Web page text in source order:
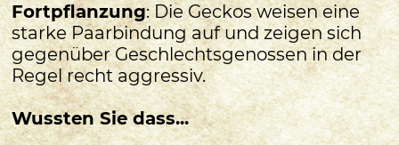
Fortpflanzung: Die Geckos weisen eine
starke Paarbindung auf und zeigen sich
gegenüber Geschlechtsgenossen in der
Regel recht aggressiv.
Wussten Sie dass...